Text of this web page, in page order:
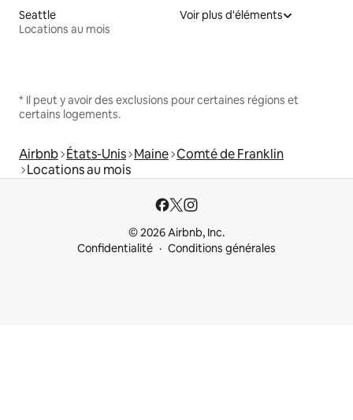
Seattle
Locations au mois
Voir plus d'éléments
* Il peut y avoir des exclusions pour certaines régions et
certains logements.
Airbnb États-Unis Maine Comté de Franklin
Locations au mois
© 2026 Airbnb, Inc.
Confidentialité
Conditions générales